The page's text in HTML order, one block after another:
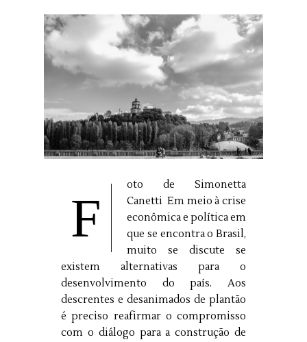
F
oto de Simonetta
Canetti Em meio à crise
econômica e política em
que se encontra o Brasil,
muito se discute se
existem alternativas para o
desenvolvimento do país. Aos
descrentes e desanimados de plantão
é preciso reafirmar o compromisso
com o diálogo para a construção de